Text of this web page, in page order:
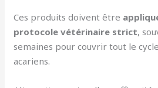
Ces produits doivent être
protocole vétérinaire strict,
semaines pour couvrir tout le
acariens.